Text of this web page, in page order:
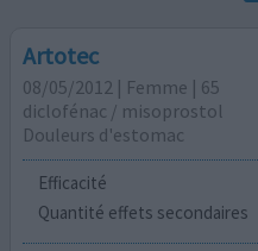
Artotec
08/05/2012 | Femme | 65
diclofénac / misoprostol
Douleurs d'estomac
Efficacité
Quantité effets secondaires